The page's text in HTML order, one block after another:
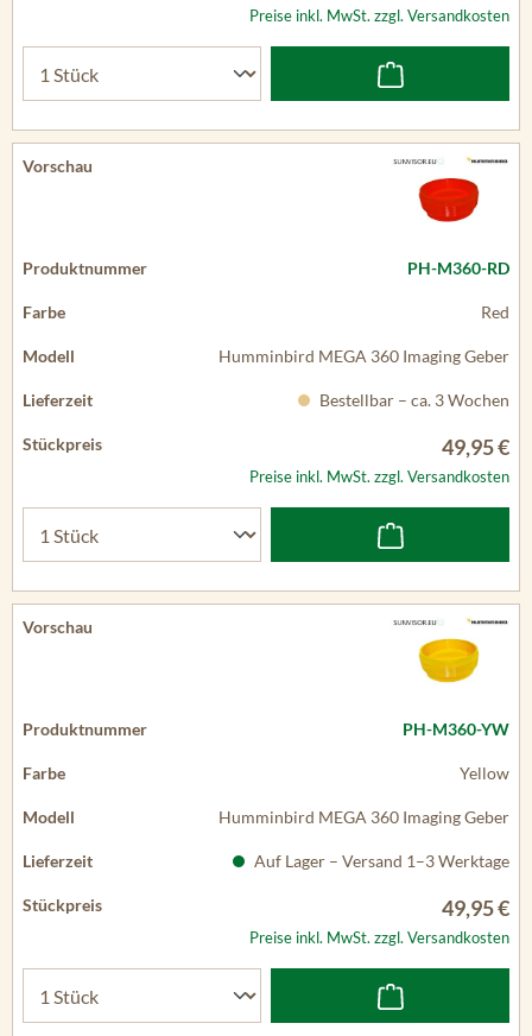
Preise inkl. MwSt. zzgl. Versandkosten
PH-M360-RD
Red
Humminbird MEGA 360 Imaging Geber
Bestellbar – ca. 3 Wochen
49,95 €
Preise inkl. MwSt. zzgl. Versandkosten
PH-M360-YW
Yellow
Humminbird MEGA 360 Imaging Geber
Auf Lager – Versand 1–3 Werktage
49,95 €
Preise inkl. MwSt. zzgl. Versandkosten